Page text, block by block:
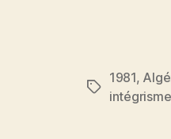
Étiquettes
1981,
intégrisme